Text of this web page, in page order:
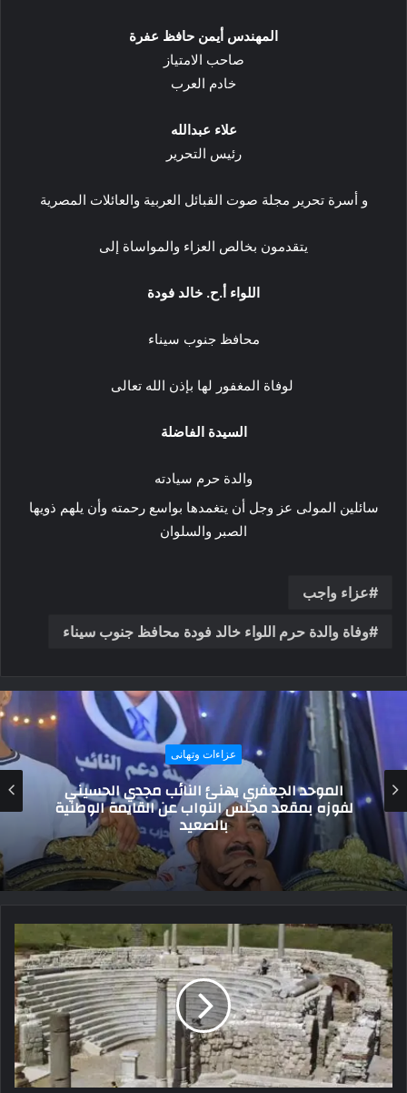
المهندس أيمن حافظ عفرة
صاحب الامتياز
خادم العرب
علاء عبدالله
رئيس التحرير
و أسرة تحرير مجلة صوت القبائل العربية والعائلات المصرية
يتقدمون بخالص العزاء والمواساة إلى
اللواء أ.ح. خالد فودة
محافظ جنوب سيناء
لوفاة المغفور لها بإذن الله تعالى
السيدة الفاضلة
والدة حرم سيادته
سائلين المولى عز وجل أن يتغمدها بواسع رحمته وأن يلهم ذويها
الصبر والسلوان
عزاء واجب
وفاة والدة حرم اللواء خالد فودة محافظ جنوب سيناء
اجتماعيات
برقية تهنئة لـ اللواء مصطفى محمد رئيس مدينة
رفح